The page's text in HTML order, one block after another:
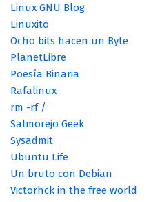
Linux GNU Blog
Linuxito
Ocho bits hacen un Byte
PlanetLibre
Poesía Binaria
Rafalinux
rm -rf /
Salmorejo Geek
Sysadmit
Ubuntu Life
Un bruto con Debian
Victorhck in the free world